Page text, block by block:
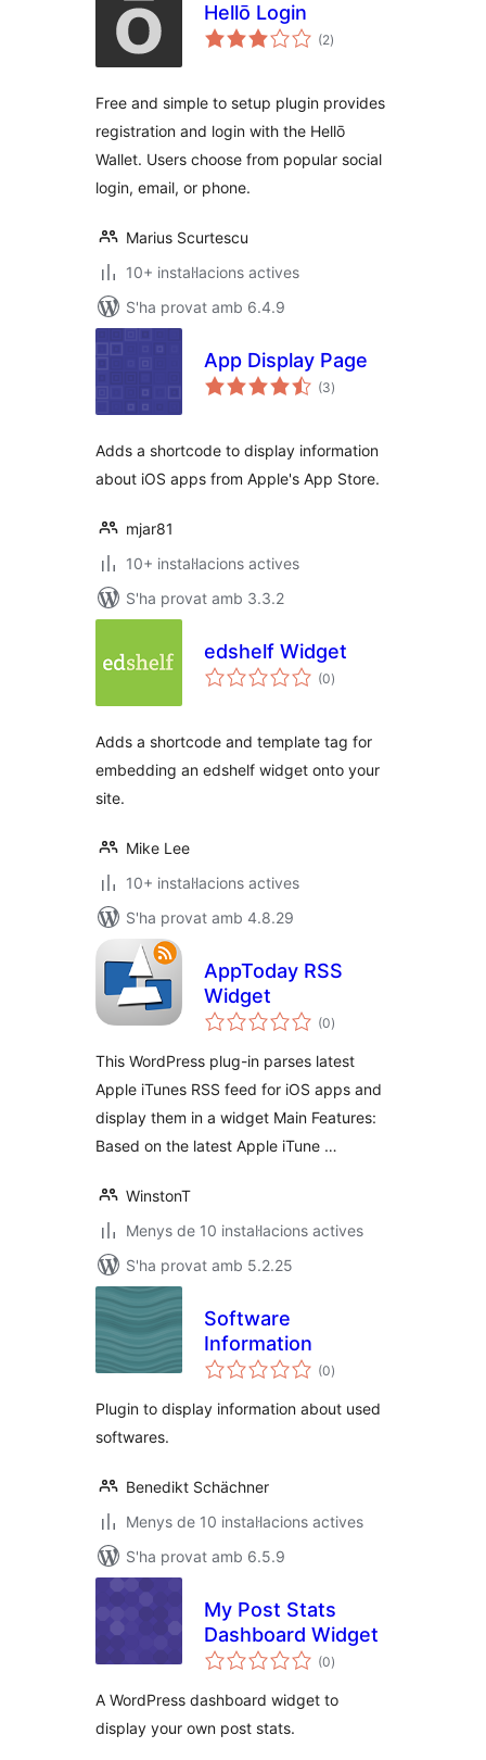
Hellō Login
(2puntuacions
totals
)
Free and simple to setup plugin provides
registration and login with the Hellō
Wallet. Users choose from popular social
login, email, or phone.
Marius Scurtescu
10+ instal·lacions actives
S'ha provat amb 6.4.9
App Display Page
(3puntuacions
totals
)
Adds a shortcode to display information
about iOS apps from Apple's App Store.
mjar81
10+ instal·lacions actives
S'ha provat amb 3.3.2
edshelf Widget
(0puntuacions
totals
)
Adds a shortcode and template tag for
embedding an edshelf widget onto your
site.
Mike Lee
10+ instal·lacions actives
S'ha provat amb 4.8.29
AppToday RSS
Widget
(0puntuacions
totals
)
This WordPress plug-in parses latest
Apple iTunes RSS feed for iOS apps and
display them in a widget Main Features:
Based on the latest Apple iTune …
WinstonT
Menys de 10 instal·lacions actives
S'ha provat amb 5.2.25
Software
Information
(0puntuacions
totals
)
Plugin to display information about used
softwares.
Benedikt Schächner
Menys de 10 instal·lacions actives
S'ha provat amb 6.5.9
My Post Stats
Dashboard Widget
(0puntuacions
totals
)
A WordPress dashboard widget to
display your own post stats.